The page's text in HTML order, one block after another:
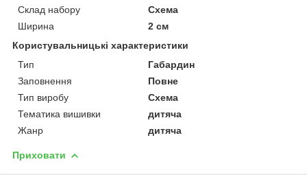
Склад набору
Схема
Ширина
2 см
Користувальницькі характеристики
Тип
Габардин
Заповнення
Повне
Тип виробу
Схема
Тематика вишивки
дитяча
Жанр
дитяча
Приховати